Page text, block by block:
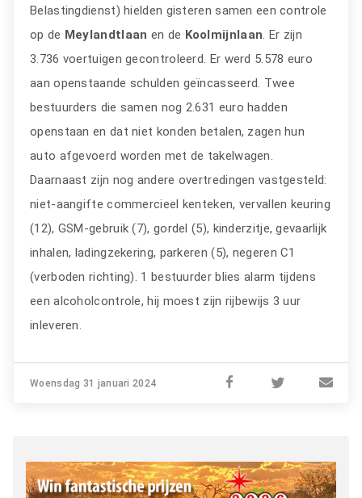
Belastingdienst) hielden gisteren samen een controle
op de Meylandtlaan en de Koolmijnlaan . Er zijn
3.736 voertuigen gecontroleerd. Er werd 5.578 euro
aan openstaande schulden geïncasseerd. Twee
bestuurders die samen nog 2.631 euro hadden
openstaan en dat niet konden betalen, zagen hun
auto afgevoerd worden met de takelwagen.
Daarnaast zijn nog andere overtredingen vastgesteld:
niet-aangifte commercieel kenteken, vervallen keuring
(12), GSM-gebruik (7), gordel (5), kinderzitje, gevaarlijk
inhalen, ladingzekering, parkeren (5), negeren C1
(verboden richting). 1 bestuurder blies alarm tijdens
een alcoholcontrole, hij moest zijn rijbewijs 3 uur
inleveren.
Woensdag 31 januari 2024